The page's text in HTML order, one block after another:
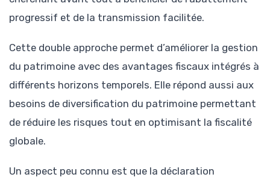
progressif et de la transmission facilitée.
Cette double approche permet d’améliorer la gestion
du patrimoine avec des avantages fiscaux intégrés à
différents horizons temporels. Elle répond aussi aux
besoins de diversification du patrimoine permettant
de réduire les risques tout en optimisant la fiscalité
globale.
Un aspect peu connu est que la déclaration